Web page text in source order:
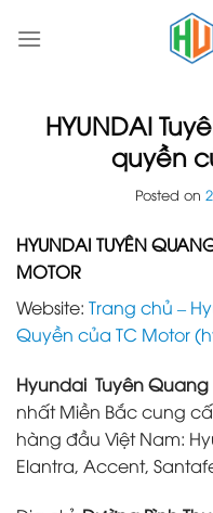
HYUNDAI
quyền
Posted on
HYUNDAI TUYÊN
MOTOR
Website: Trang chủ –
Quyền của TC Moto‎r
Hyundai Tuyên Quang
nhất Miền Bắc cung
hàng đầu Việt Nam:
Elantra, Accent,